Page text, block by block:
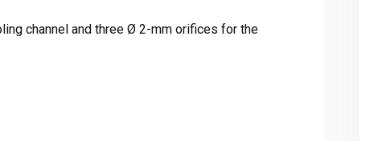
channel and three Ø 2-mm orifices for the